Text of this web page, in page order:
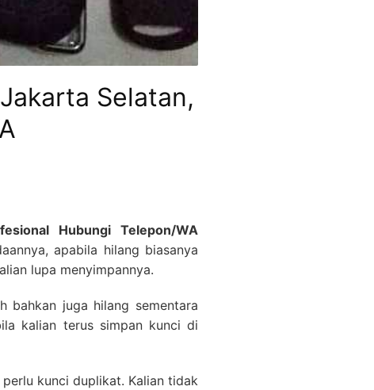
Selatan,
Hubungi Telepon/WA
apabila hilang biasanya
lupa menyimpannya.
bahkan juga hilang sementara
kalian terus simpan kunci di
kunci duplikat. Kalian tidak